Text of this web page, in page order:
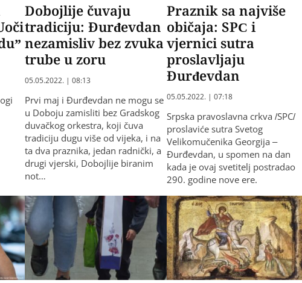
Dobojlije čuvaju
tradiciju: Đurđevdan
nezamisliv bez zvuka
trube u zoru
05.05.2022. | 08:13
Prvi maj i Đurđevdan ne mogu se
u Doboju zamisliti bez Gradskog
duvačkog orkestra, koji čuva
tradiciju dugu više od vijeka, i na
ta dva praznika, jedan radnički, a
drugi vjerski, Dobojlije biranim
not…
Praznik sa najviše
običaja: SPC i
vjernici sutra
proslavljaju
Đurđevdan
05.05.2022. | 07:18
Srpska pravoslavna crkva /SPC/
proslaviće sutra Svetog
Velikomučenika Georgija –
Đurđevdan, u spomen na dan
kada je ovaj svetitelj postradao
290. godine nove ere.